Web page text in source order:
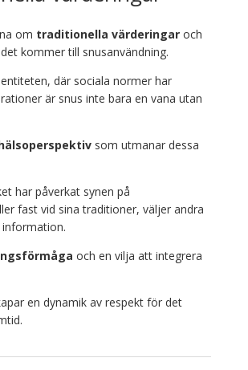
om traditionella värderingar och
kommer till snusanvändning.
där sociala normer har
är snus inte bara en vana utan
som utmanar dessa
har påverkat synen på
fast vid sina traditioner, väljer andra
och en vilja att integrera
en dynamik av respekt för det